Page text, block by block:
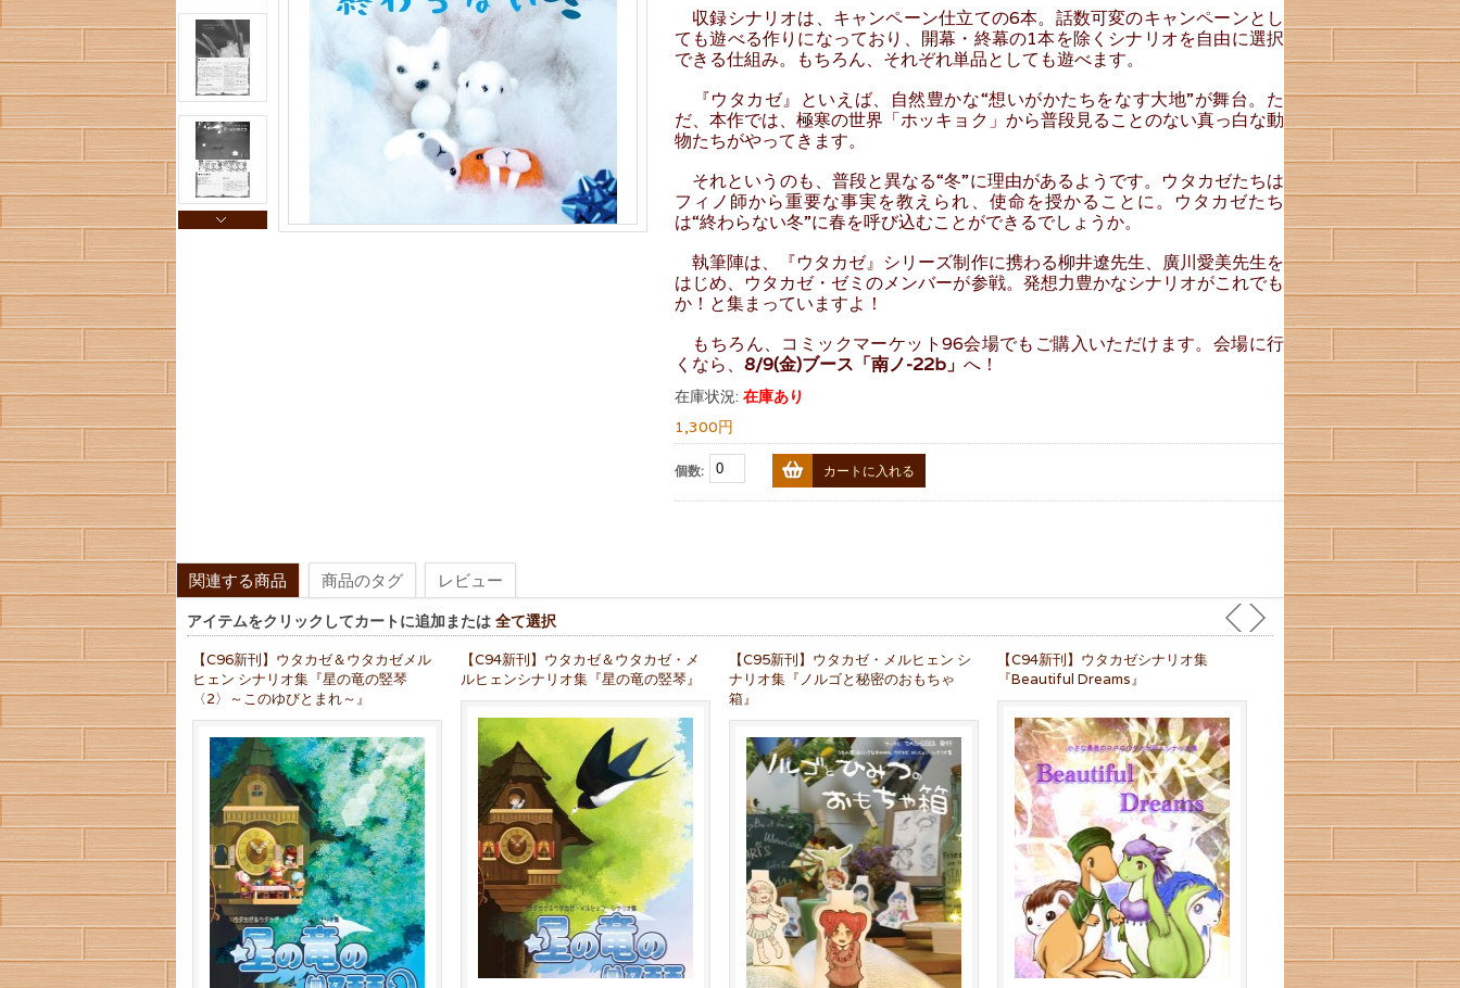
収録シナリオは、キャンペーン仕立ての6本。話数可変のキャンペーンとし
ても遊べる作りになっており、開幕・終幕の1本を除くシナリオを自由に選択
できる仕組み。もちろん、それぞれ単品としても遊べます。
『ウタカゼ』といえば、自然豊かな“想いがかたちをなす大地”が舞台。た
だ、本作では、極寒の世界「ホッキョク」から普段見ることのない真っ白な動
物たちがやってきます。
それというのも、普段と異なる“冬”に理由があるようです。ウタカゼたちは
フィノ師から重要な事実を教えられ、使命を授かることに。ウタカゼたち
は“終わらない冬”に春を呼び込むことができるでしょうか。
執筆陣は、『ウタカゼ』シリーズ制作に携わる柳井遼先生、廣川愛美先生を
はじめ、ウタカゼ・ゼミのメンバーが参戦。発想力豊かなシナリオがこれでも
か！と集まっていますよ！
もちろん、コミックマーケット96会場でもご購入いただけます。会場に行
くなら、 8/9(金)ブース「南ノ-22b」 へ！
在庫状況: 在庫あり
1,300円
個数: カートに入れる
関連する商品 商品のタグ レビュー
アイテムをクリックしてカートに追加または 全て選択
【C96新刊】ウタカゼ＆ウタカゼメル
ヒェン シナリオ集『星の竜の竪琴
〈2〉～このゆびとまれ～』
【C94新刊】ウタカゼ＆ウタカゼ・メ
ルヒェンシナリオ集『星の竜の竪琴』
【C95新刊】ウタカゼ・メルヒェン シ
ナリオ集『ノルゴと秘密のおもちゃ
箱』
【C94新刊】ウタカゼシナリオ集
『Beautiful Dreams』